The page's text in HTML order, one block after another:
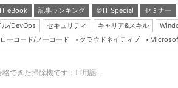
eBook 記事ランキング ＠IT Special セミナー
ル/DevOps セキュリティ キャリア&スキル
Server &
ローコード/ノーコード クラウドネイティブ
できた掃除機です：IT用語...